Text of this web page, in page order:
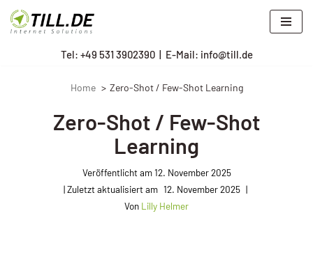
Zum
Tel: +49 531 3902390| E-Mail: info@till.de
Home Zero-Shot / Few-Shot Learning
Zero-Shot / Few-Shot
Learning
Veröffentlicht am12. November 2025
12. November 2025
Von Lilly Helmer